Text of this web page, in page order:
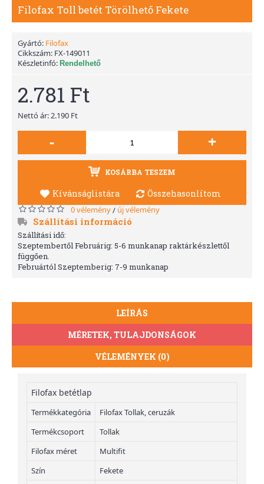
Filofax Toll betét Törölhető Fekete
Gyártó: Filofax
Cikkszám: FX-149011
Készletinfó: Rendelhető
2.781 Ft
Nettó ár: 2.190 Ft
- +
KOSÁRBA TESZEM
Kívánságlistára Összehasonlítom
0 vélemény/ új vélemény
Szállítási információ
Szállítási idő:
Szeptembertől Februárig: 5-6 munkanap raktárkészlettől
függően.
Februártól Szeptemberig: 7-9 munkanap
LEÍRÁS
MÉRETEK, TULAJDONSÁGOK
VÉLEMÉNYEK (0)
Filofax betétlap
Termékkategória
Filofax Tollak, ceruzák
Termékcsoport
Tollak
Filofax méret
Multifit
Szín
Fekete